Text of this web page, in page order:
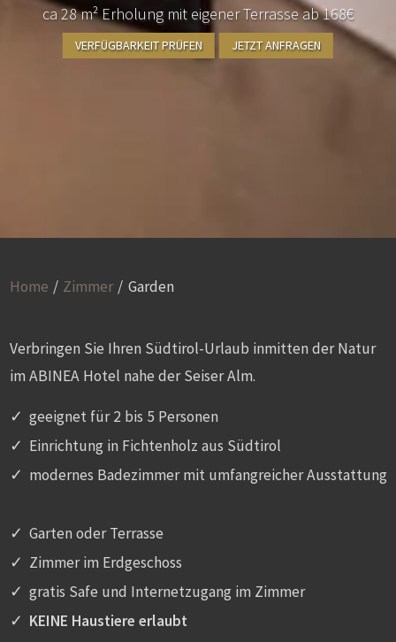
ca 28 m² Erholung mit eigener Terrasse ab 168€
VERFÜGBARKEIT PRÜFEN JETZT ANFRAGEN
Home / Zimmer / Garden
Verbringen Sie Ihren Südtirol-Urlaub inmitten der Natur
im ABINEA Hotel nahe der Seiser Alm.
geeignet für 2 bis 5 Personen
Einrichtung in Fichtenholz aus Südtirol
modernes Badezimmer mit umfangreicher Ausstattung
Garten oder Terrasse
Zimmer im Erdgeschoss
gratis Safe und Internetzugang im Zimmer
KEINE Haustiere erlaubt